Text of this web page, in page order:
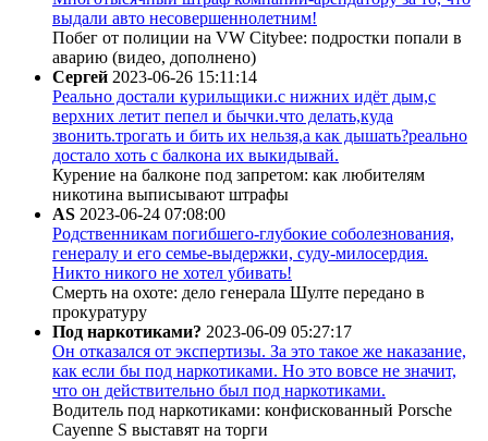
выдали авто несовершеннолетним!
Побег от полиции на VW Citybee: подростки попали в
аварию (видео, дополнено)
Сергей 2023-06-26 15:11:14
Реально достали курильщики.с нижних идёт дым,с
верхних летит пепел и бычки.что делать,куда
звонить.трогать и бить их нельзя,а как дышать?реально
достало хоть с балкона их выкидывай.
Курение на балконе под запретом: как любителям
никотина выписывают штрафы
AS 2023-06-24 07:08:00
Родственникам погибшего-глубокие соболезнования,
генералу и его семье-выдержки, суду-милосердия.
Никто никого не хотел убивать!
Смерть на охоте: дело генерала Шулте передано в
прокуратуру
Под наркотиками? 2023-06-09 05:27:17
Он отказался от экспертизы. За это такое же наказание,
как если бы под наркотиками. Но это вовсе не значит,
что он действительно был под наркотиками.
Водитель под наркотиками: конфискованный Porsche
Cayenne S выставят на торги